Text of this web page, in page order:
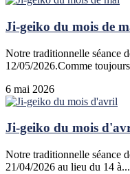
Ji-geiko du mois de
Notre traditionnelle séance
12/05/2026.Comme
6 mai 2026
Ji-geiko du mois
Notre traditionnelle séance
21/04/2026 au lieu du 14 à...